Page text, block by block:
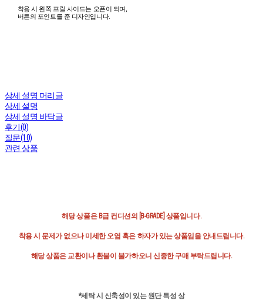
착용 시 왼쪽 프릴 사이드는 오픈이 되며,
버튼의 포인트를 준 디자인입니다.
상세 설명 머리글
상세 설명
상세 설명 바닥글
후기(0)
질문(10)
관련 상품
해당 상품은 B급 컨디션의 [B-GRADE] 상품입니다.
착용 시 문제가 없으나 미세한 오염 혹은 하자가 있는 상품임을 안내드립니다.
해당 상품은 교환이나 환불이 불가하오니 신중한 구매 부탁드립니다.
*세탁 시 신축성이 있는 원단 특성 상